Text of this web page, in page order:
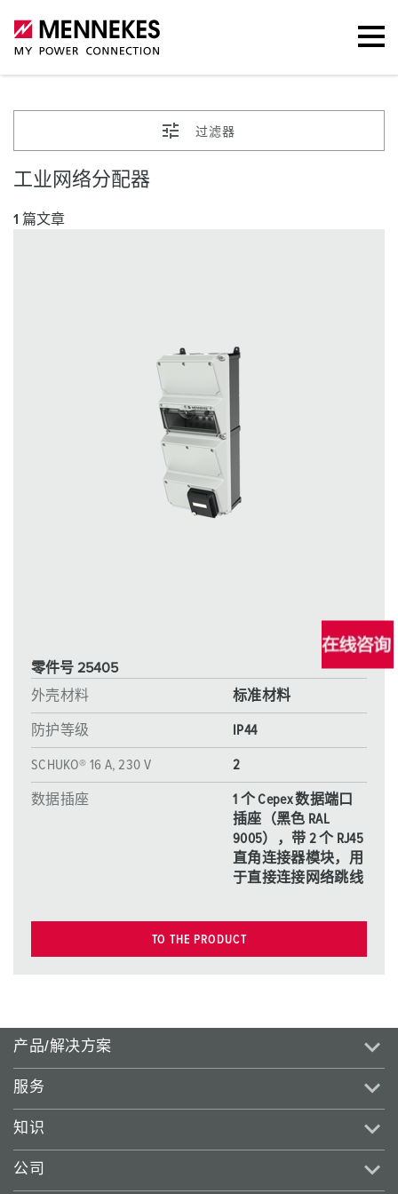
过滤器
工业网络分配器
1 篇文章
零件号 25405
外壳材料
标准材料
防护等级 IP44
SCHUKO® 16 A, 230 V 2
数据插座
1 个 Cepex 数据端口
插座（黑色 RAL
9005），带 2 个 RJ45
直角连接器模块，用
于直接连接网络跳线
TO THE PRODUCT
产品/解决方案
服务
知识
公司